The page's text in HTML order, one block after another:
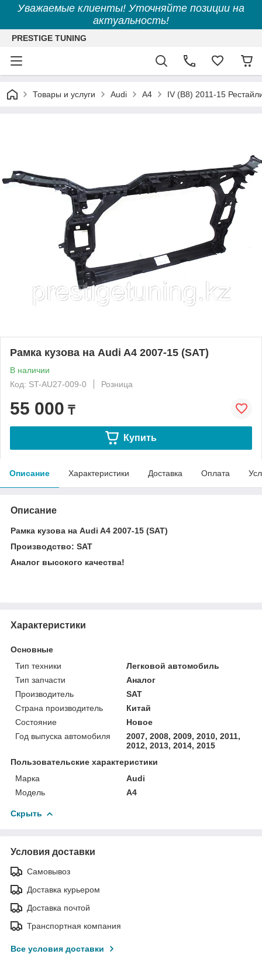
Уважаемые клиенты! Уточняйте позиции на
актуальность!
PRESTIGE TUNING
Товары и услуги Audi A4 IV (B8) 2011-15
Рамка кузова на Audi A4 2007-15 (SAT)
В наличии
Код: ST-AU27-009-0
Розница
55 000 ₸
Купить
Описание Характеристики Доставка Оплата
Описание
Рамка кузова на Audi A4 2007-15 (SAT)
Производство: SAT
Аналог высокого качества!
Характеристики
Основные
Тип техники
Легковой автомобиль
Тип запчасти
Аналог
Производитель
SAT
Страна производитель
Китай
Состояние
Новое
Год выпуска автомобиля
2007, 2008, 2009, 2010, 2011,
2012, 2013, 2014, 2015
Пользовательские характеристики
Марка
Audi
Модель
A4
Скрыть
Условия доставки
Самовывоз
Доставка курьером
Доставка почтой
Транспортная компания
Все условия доставки